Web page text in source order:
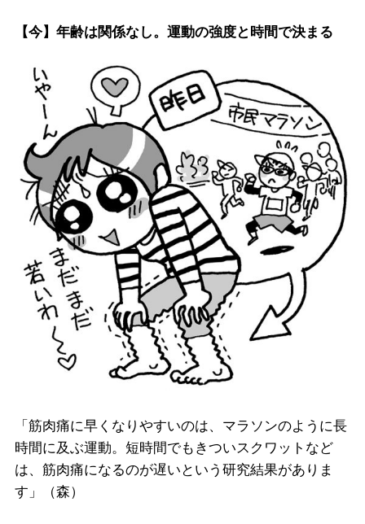
【今】年齢は関係なし。運動の強度と時間で決まる
「筋肉痛に早くなりやすいのは、マラソンのように長
時間に及ぶ運動。短時間でもきついスクワットなど
は、筋肉痛になるのが遅いという研究結果がありま
す」（森）